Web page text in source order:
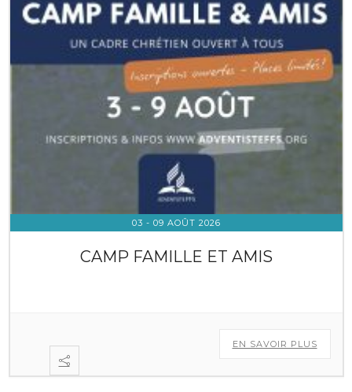
03 - 09 AOÛT 2026
CAMP FAMILLE ET AMIS
EN SAVOIR PLUS